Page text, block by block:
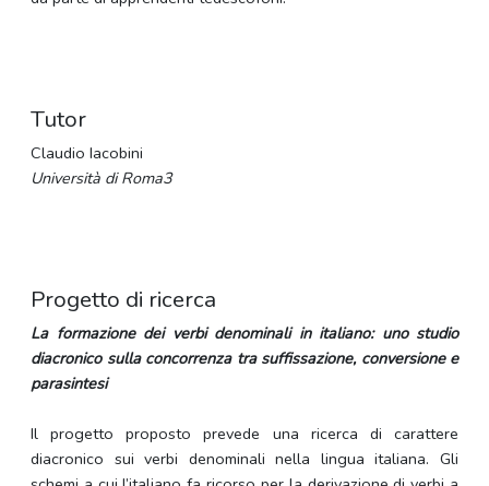
Tutor
Claudio Iacobini
Università di Roma3
Progetto di ricerca
La formazione dei verbi denominali in italiano: uno studio
diacronico sulla concorrenza tra suffissazione, conversione e
parasintesi
Il progetto proposto prevede una ricerca di carattere
diacronico sui verbi denominali nella lingua italiana. Gli